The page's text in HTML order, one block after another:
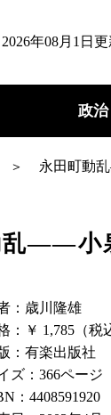
2026年08月1日
政治
永田町動
乱――小
：歳川隆雄
：￥ 1,785（税
：有楽出版社
ズ：366ページ
：4408591920